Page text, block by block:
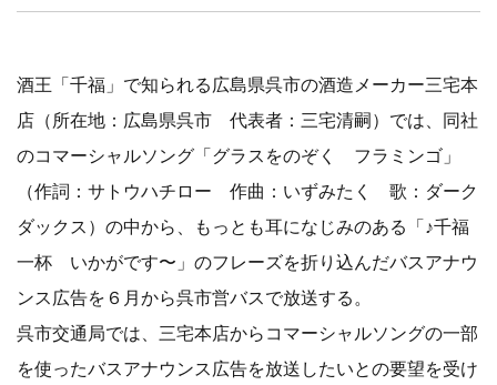
酒王「千福」で知られる広島県呉市の酒造メーカー三宅本
店（所在地：広島県呉市 代表者：三宅清嗣）では、同社
のコマーシャルソング「グラスをのぞく フラミンゴ」
（作詞：サトウハチロー 作曲：いずみたく 歌：ダーク
ダックス）の中から、もっとも耳になじみのある「♪千福
一杯 いかがです〜」のフレーズを折り込んだバスアナウ
ンス広告を６月から呉市営バスで放送する。
呉市交通局では、三宅本店からコマーシャルソングの一部
を使ったバスアナウンス広告を放送したいとの要望を受け